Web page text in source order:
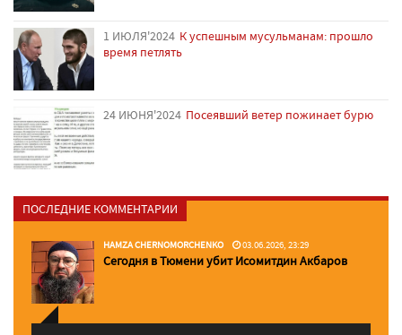
1 ИЮЛЯ'2024 К успешным мусульманам: прошло
время петлять
24 ИЮНЯ'2024 Посеявший ветер пожинает бурю
ПОСЛЕДНИЕ КОММЕНТАРИИ
HAMZA CHERNOMORCHENKO 03.06.2026, 23:29
Сегодня в Тюмени убит Исомитдин Акбаров